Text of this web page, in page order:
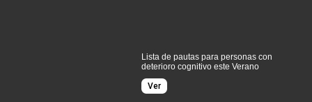
Lista de pautas para personas con
deterioro cognitivo este Verano
Ver